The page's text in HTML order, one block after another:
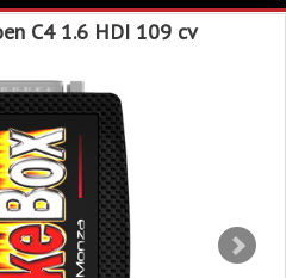
C4 1.6 HDI 109 cv